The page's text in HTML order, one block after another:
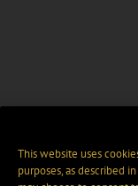
This website uses
purposes, as described